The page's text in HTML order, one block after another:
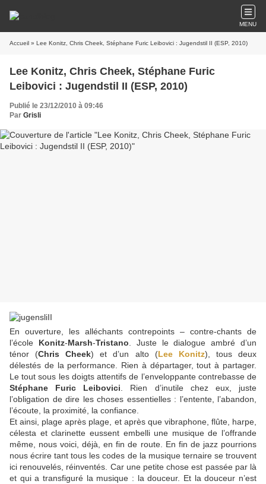
MENU
Accueil » Lee Konitz, Chris Cheek, Stéphane Furic Leibovici : Jugendstil II (ESP, 2010)
Lee Konitz, Chris Cheek, Stéphane Furic
Leibovici : Jugendstil II (ESP, 2010)
Publié le 23/12/2010 à 09:46
Par Grisli
En ouverture, les alléchants contrepoints – contre-chants de
l’école Konitz-Marsh-Tristano . Juste le dialogue ambré d’un
ténor (Chris Cheek) et d’un alto (Lee Konitz), tous deux
délestés de la performance. Rien à départager, tout à partager.
Le tout sous les doigts attentifs de l’enveloppante contrebasse de
Stéphane Furic Leibovici . Rien d’inutile chez eux, juste
l’obligation de dire les choses essentielles : l’entente, l’abandon,
l’écoute, la proximité, la confiance.
Et ainsi, plage après plage, et après que vibraphone, flûte, harpe,
célesta et clarinette eussent embelli une musique de l’offrande
même, nous voici, déjà, en fin de route. En fin de jazz pourrions
nous écrire tant tous les codes de la musique ternaire se trouvent
ici renouvelés, réinventés. Car une petite chose est passée par là
et qui a transfiguré la musique : la douceur. Et la douceur n’est